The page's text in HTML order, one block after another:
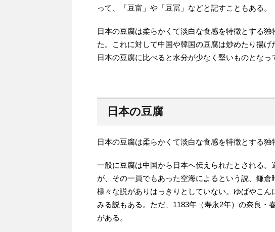
って、「豆富」や「豆冨」などと記すこともある。
日本の豆腐は柔らかくて淡白な食感を特徴とする
た。これに対して中国や韓国の豆腐は炒めたり揚げ
日本の豆腐に比べると水分が少なく堅いものとなっ
日本の豆腐
日本の豆腐は柔らかくて淡白な食感を特徴とする独
一般に豆腐は中国から日本へ伝えられたとされる
が、その一員でもあった空海によるという説、鎌
様々な説がありはっきりとしていない。ゆばやこ
みる説もある。ただ、1183年（寿永2年）の奈良・
がある。